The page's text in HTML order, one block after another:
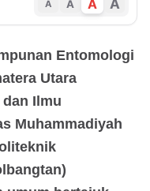
A A A A
Entomologi
Utara
Ilmu
Muhammadiyah